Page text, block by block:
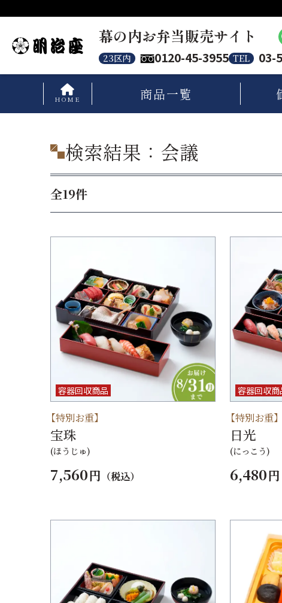
幕の内お弁当販売サイト
23区内 0120-45-3955 TEL 03-
HOME 商品一覧
検索結果：会議
全19件
容器回収商品
【特別お重】
宝珠
(ほうじゅ)
7,560円 （税込）
容器回収商
【特別お重】
日光
(にっこう)
6,480円